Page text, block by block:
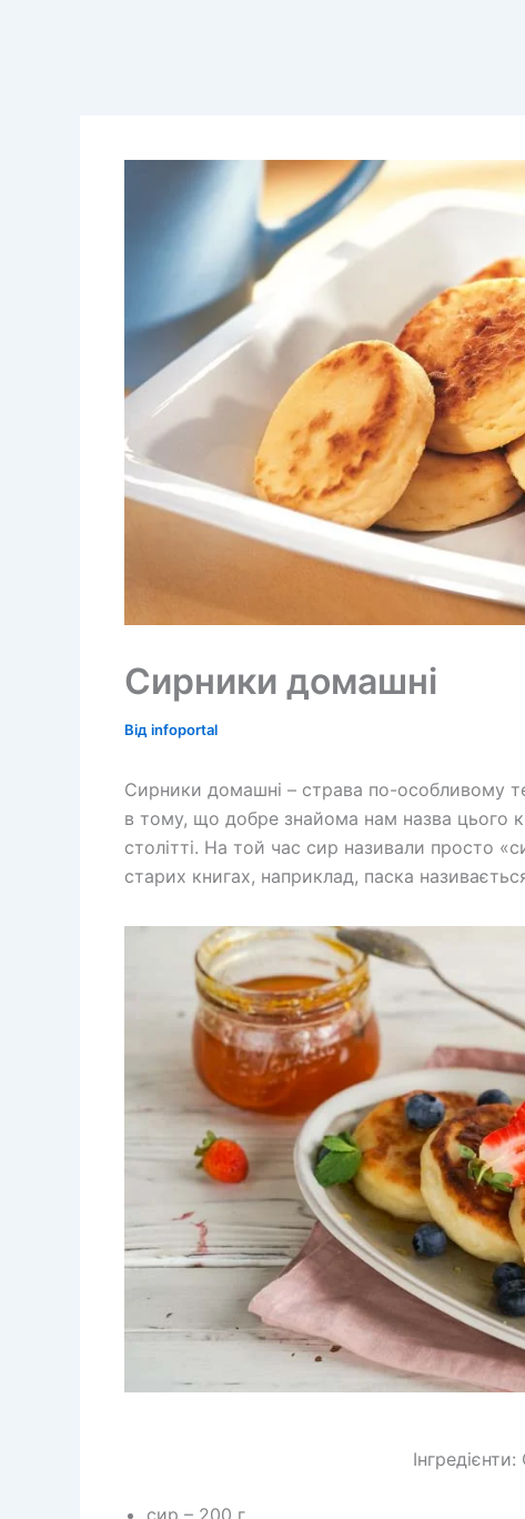
Сирники домашні
Відinfoportal
Сирники домашні – страва по-особливому
в тому, що добре знайома нам назва цього
столітті. На той час сир називали просто
старих книгах, наприклад, паска